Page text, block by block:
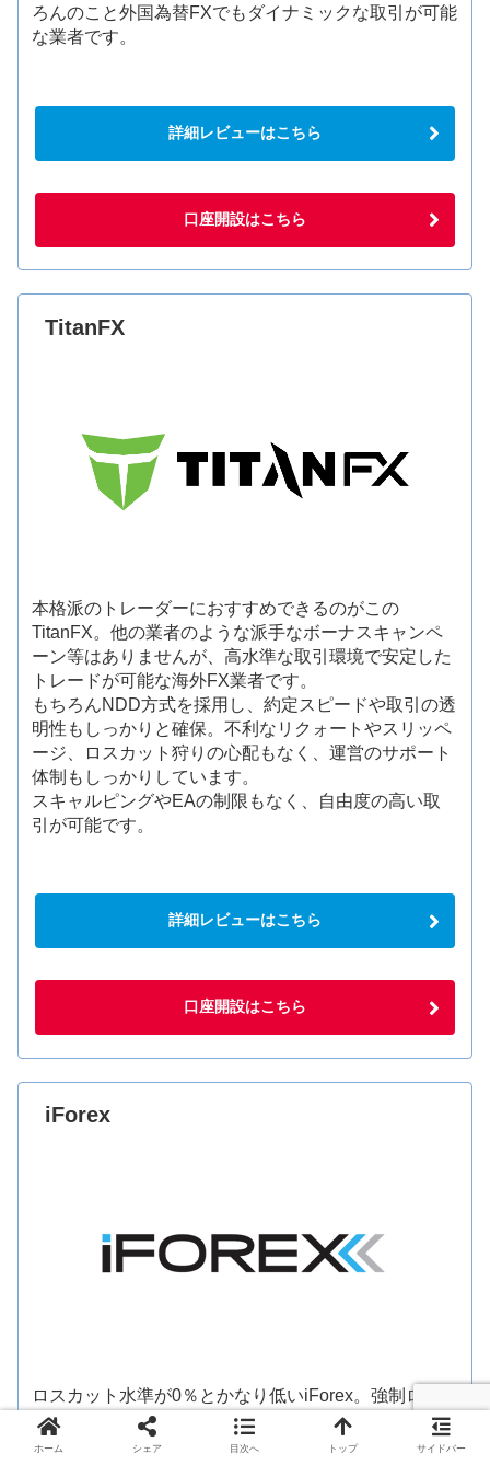
ろんのこと外国為替FXでもダイナミックな取引が可能
な業者です。
詳細レビューはこちら
口座開設はこちら
TitanFX
本格派のトレーダーにおすすめできるのがこの
TitanFX。他の業者のような派手なボーナスキャンペ
ーン等はありませんが、高水準な取引環境で安定した
トレードが可能な海外FX業者です。
もちろんNDD方式を採用し、約定スピードや取引の透
明性もしっかりと確保。不利なリクォートやスリッペ
ージ、ロスカット狩りの心配もなく、運営のサポート
体制もしっかりしています。
スキャルピングやEAの制限もなく、自由度の高い取
引が可能です。
詳細レビューはこちら
口座開設はこちら
iForex
ロスカット水準が0％とかなり低いiForex。強制ロス
カットされる可能性が最も低いということはトレード
の幅も広く最も負けにくい業者と考えることもできま
ホーム シェア 目次へ トップ サイドバー